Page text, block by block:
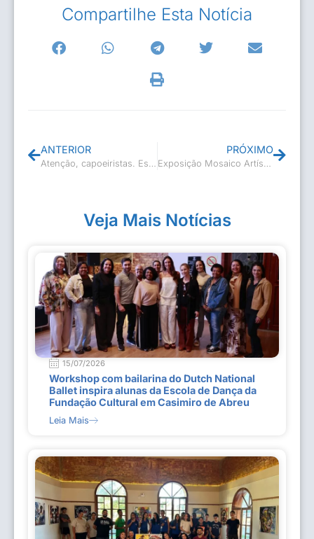
Compartilhe Esta Notícia
ANTERIOR PRÓXIMO
Veja Mais Notícias
15/07/2026
Workshop com bailarina do Dutch National
Ballet inspira alunas da Escola de Dança da
Fundação Cultural em Casimiro de Abreu
Leia Mais